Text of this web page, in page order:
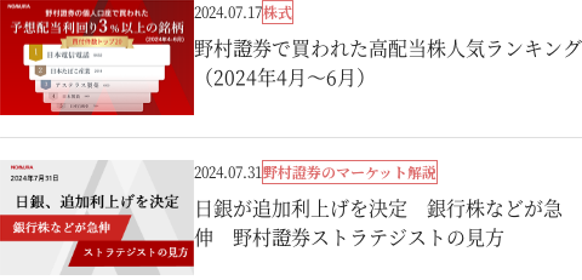
2024.07.17株式
野村證券で買われた高配当株人気ランキング
（2024年4月～6月）
2024.07.31野村證券のマーケット解説
日銀が追加利上げを決定 銀行株などが急
伸 野村證券ストラテジストの見方